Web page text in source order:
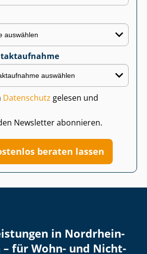
Datenschutz gelesen und
Newsletter abonnieren.
beraten lassen
in Nordrhein-
– für Wohn- und Nicht­